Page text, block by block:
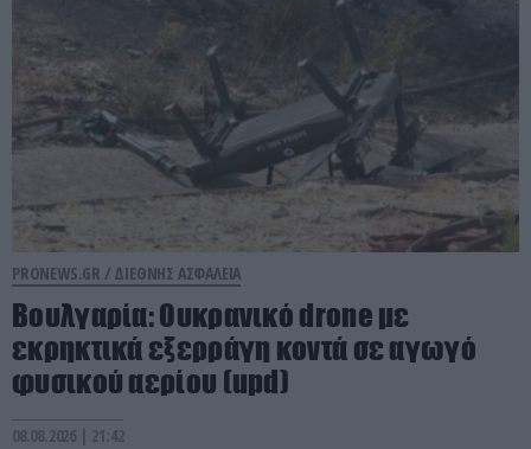
PRONEWS.GR / ΔΙΕΘΝΗΣ ΑΣΦΑΛΕΙΑ
Βουλγαρία: Ουκρανικό drone με
εκρηκτικά εξερράγη κοντά σε αγωγό
φυσικού αερίου (upd)
08.08.2026 | 21:42